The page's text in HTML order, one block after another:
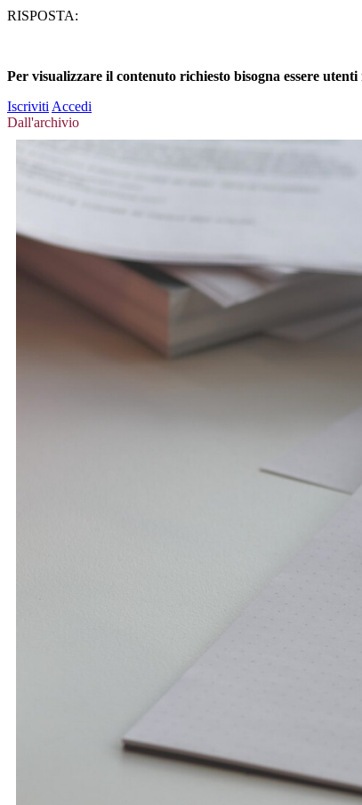
RISPOSTA:
Per visualizzare il contenuto richiesto bisogna essere
Iscriviti Accedi
Dall'archivio